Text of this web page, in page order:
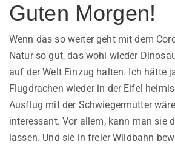
Guten Morgen!
Wenn das so weiter geht mit dem
Natur so gut, das wohl wieder
auf der Welt Einzug halten. Ich hätte
Flugdrachen wieder in der Eifel
Ausflug mit der Schwiegermutter
interessant. Vor allem, kann man sie
lassen. Und sie in freier Wildbahn